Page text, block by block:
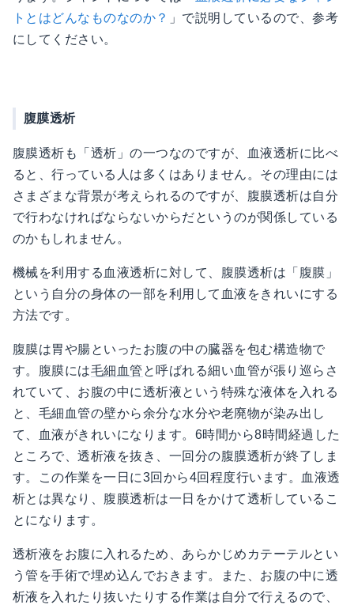
トとはどんなものなのか？ 」で説明しているので、参考
にしてください。
腹膜透析
腹膜透析も「透析」の一つなのですが、血液透析に比べ
ると、行っている人は多くはありません。その理由には
さまざまな背景が考えられるのですが、腹膜透析は自分
で行わなければならないからだというのが関係している
のかもしれません。
機械を利用する血液透析に対して、腹膜透析は「腹膜」
という自分の身体の一部を利用して血液をきれいにする
方法です。
腹膜は胃や腸といったお腹の中の臓器を包む構造物で
す。腹膜には毛細血管 と呼ばれる細い血管が張り巡らさ
れていて、お腹の中に透析液という特殊な液体を入れる
と、毛細血管の壁から余分な水分や老廃物が染み出し
て、血液がきれいになります。6時間から8時間経過した
ところで、透析液を抜き、一回分の腹膜透析が終了しま
す。この作業を一日に3回から4回程度行います。血液透
析とは異なり、腹膜透析は一日をかけて透析しているこ
とになります。
透析液をお腹に入れるため、あらかじめカテーテルとい
う管を手術で埋め込んでおきます。また、お腹の中に透
析液を入れたり抜いたりする作業は自分で行えるので、